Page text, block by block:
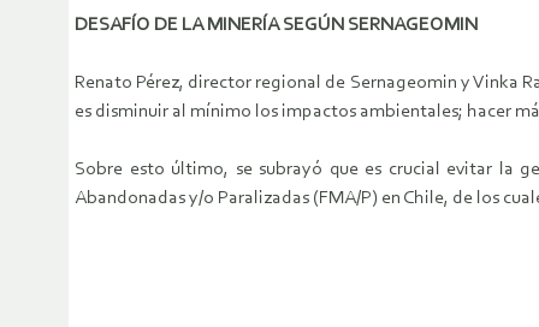
DESAFÍO DE LA MINERÍA SEGÚN SERNAGEOMIN
Renato Pérez, director regional de Sernageomin y Vinka
es disminuir al mínimo los impactos ambientales; hacer
Sobre esto último, se subrayó que es crucial evitar la
Abandonadas y/o Paralizadas (FMA/P) en Chile, de los